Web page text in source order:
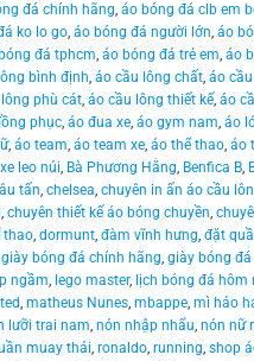
đá chính hãng, áo bóng đá clb em
ko lo go, áo bóng đá người lớn, áo
đá tphcm, áo bóng đá trẻ em, áo
bình định, áo cầu lông chất, áo
phù cát, áo cầu lông thiết kế, áo
phục, áo đua xe, áo gym nam, áo
, áo team, áo team xe, áo thể thao, áo
leo núi, Bà Phương Hằng, Benfica B,
tấn, chelsea, chuyên in ấn áo cầu
, chuyên thiết kế áo bóng chuyền,
thao, dormunt, đàm vĩnh hưng, đặt
giày bóng đá chính hãng, giày bóng
ngầm, lego master, lịch bóng đá hôm
, matheus Nunes, mbappe, mì hảo
lưỡi trai nam, nón nhập nhẩu, nón nữ
muay thái, ronaldo, running, shop